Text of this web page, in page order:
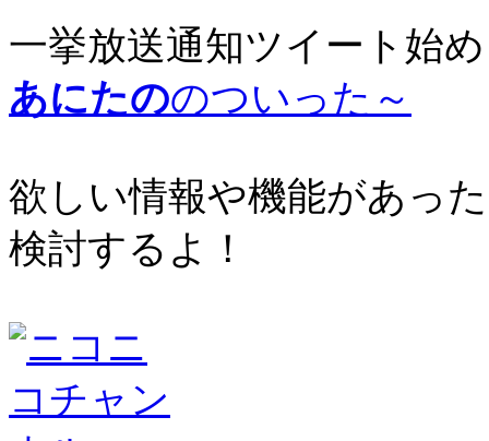
一挙放送通知ツイート始
あにたののついった～
欲しい情報や機能があっ
検討するよ！